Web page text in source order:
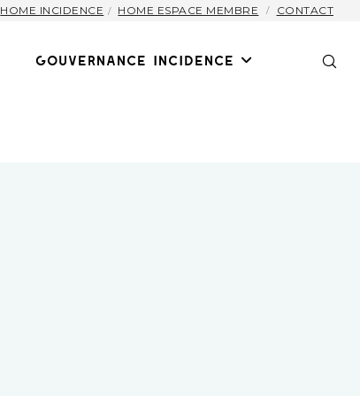
HOME INCIDENCE HOME ESPACE MEMBRE CONTACT
Gouvernance Incidence